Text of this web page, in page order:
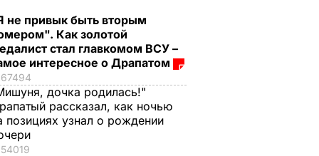
не привык быть вторым
Как золотой
стал главкомом ВСУ –
интересное о Драпатом
67494
дочка родилась!"
рассказал, как ночью
позициях узнал о рождении
54019